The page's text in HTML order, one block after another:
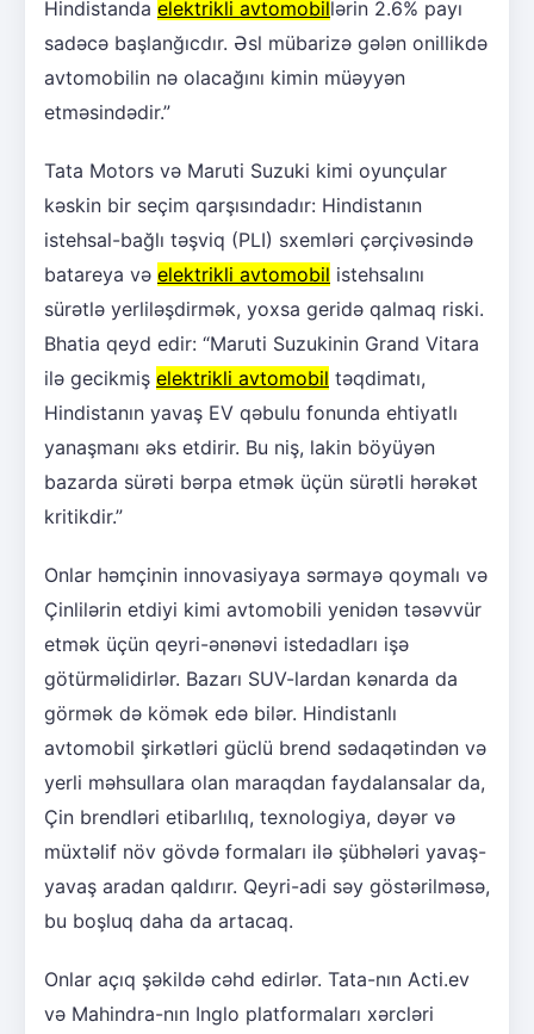
Hindistanda elektrikli avtomobillərin 2.6% payı
sadəcə başlanğıcdır. Əsl mübarizə gələn onillikdə
avtomobilin nə olacağını kimin müəyyən
etməsindədir.”
Tata Motors və Maruti Suzuki kimi oyunçular
kəskin bir seçim qarşısındadır: Hindistanın
istehsal-bağlı təşviq (PLI) sxemləri çərçivəsində
batareya və elektrikli avtomobil istehsalını
sürətlə yerliləşdirmək, yoxsa geridə qalmaq riski.
Bhatia qeyd edir: “Maruti Suzukinin Grand Vitara
ilə gecikmiş elektrikli avtomobil təqdimatı,
Hindistanın yavaş EV qəbulu fonunda ehtiyatlı
yanaşmanı əks etdirir. Bu niş, lakin böyüyən
bazarda sürəti bərpa etmək üçün sürətli hərəkət
kritikdir.”
Onlar həmçinin innovasiyaya sərmayə qoymalı və
Çinlilərin etdiyi kimi avtomobili yenidən təsəvvür
etmək üçün qeyri-ənənəvi istedadları işə
götürməlidirlər. Bazarı SUV-lardan kənarda da
görmək də kömək edə bilər. Hindistanlı
avtomobil şirkətləri güclü brend sədaqətindən və
yerli məhsullara olan maraqdan faydalansalar da,
Çin brendləri etibarlılıq, texnologiya, dəyər və
müxtəlif növ gövdə formaları ilə şübhələri yavaş-
yavaş aradan qaldırır. Qeyri-adi səy göstərilməsə,
bu boşluq daha da artacaq.
Onlar açıq şəkildə cəhd edirlər. Tata-nın Acti.ev
və Mahindra-nın Inglo platformaları xərcləri